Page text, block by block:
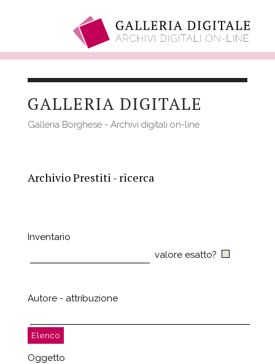
contenutoGALLERIA DIGITALE
Galleria Borghese - Archivi digitali on-line
Archivio Prestiti - ricerca
Inventario
valore esatto?
Autore - attribuzione
Oggetto